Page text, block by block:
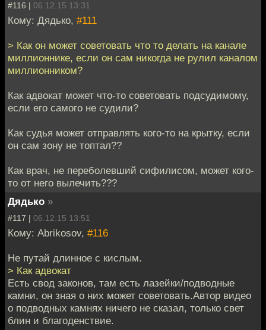
#116 | 06.12.15 13:31
Кому: Дядько, #111
> Как он может советовать что то делать на канале
миллионнике, если он сам никогда не рулил каналом
миллионником?
Как адвокат может что-то советовать подсудимому,
если его самого не судили?
Как судья может отправлять кого-то на крытку, если
он сам зону не топтал??
Как врач, не переболевший сифилисом, может кого-
то от него вылечить???
Дядько »
#117 | 06.12.15 13:51
Кому: Abrikosov, #116
Не путай длинное с кислым.
> Как адвокат
Есть свод законов, там есть лазейки/подводные
камни, он зная о них может советовать.Автор видео
о подводных камнях ничего не сказал, только свет
блин и благоденствие.